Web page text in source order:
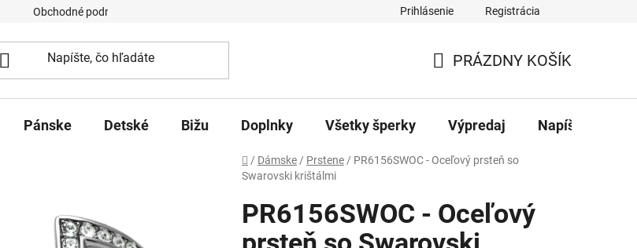
Obchodné podmienky Prihlásenie Registrácia
KOŠÍK
PRÁZDNY KOŠÍK
Pánske Detské Bižu Doplnky Všetky šperky Výpredaj Napíšte nám
Domov
/ Dámske / Prstene / PR6156SWOC - Oceľový prsteň so
Swarovski krištálmi
PR6156SWOC - Oceľový